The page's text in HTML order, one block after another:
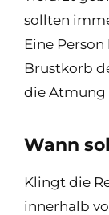
sollten
Eine
Brustkorb
die
Wann
Klingt die
innerhalb